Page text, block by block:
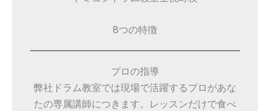
8つの特徴
プロの指導
弊社ドラム教室では現場で活躍するプロがあな
たの専属講師につきます。レッスンだけで食べ